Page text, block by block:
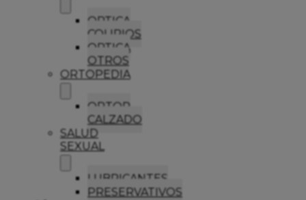
OPTICA
COLIRIOS
OPTICA
OTROS
ORTOPEDIA
ORTOP
CALZADO
SALUD
SEXUAL
LUBRICANTES
PRESERVATIVOS